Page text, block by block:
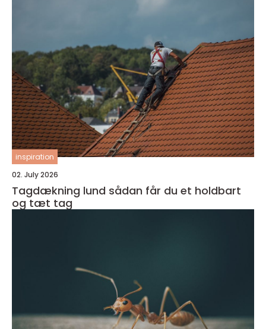
inspiration
02. July 2026
Tagdækning lund sådan får du et holdbart
og tæt tag